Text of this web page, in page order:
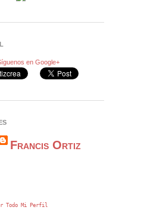
en Google+
Francis Ortiz
Todo Mi Perfil